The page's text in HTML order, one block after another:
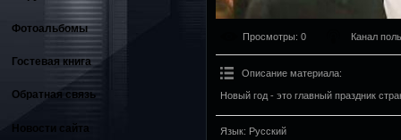
Фотоальбомы
Гостевая книга
Обратная связь
Новости сайта
Просмотры: 0 Канал
Описание материала:
Новый год - это главный праздник
Язык: Русский